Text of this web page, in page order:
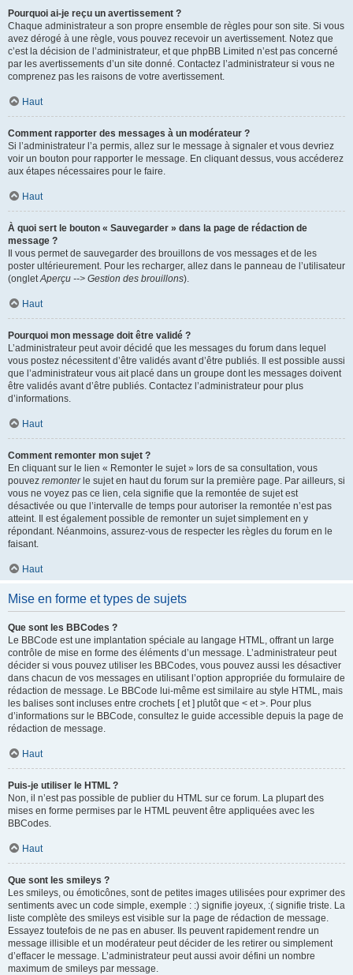
Pourquoi ai-je reçu un avertissement ?
Chaque administrateur a son propre ensemble de règles pour son site. Si vous
avez dérogé à une règle, vous pouvez recevoir un avertissement. Notez que
c’est la décision de l’administrateur, et que phpBB Limited n’est pas concerné
par les avertissements d’un site donné. Contactez l’administrateur si vous ne
comprenez pas les raisons de votre avertissement.
Haut
Comment rapporter des messages à un modérateur ?
Si l’administrateur l’a permis, allez sur le message à signaler et vous devriez
voir un bouton pour rapporter le message. En cliquant dessus, vous accéderez
aux étapes nécessaires pour le faire.
Haut
À quoi sert le bouton « Sauvegarder » dans la page de rédaction de
message ?
Il vous permet de sauvegarder des brouillons de vos messages et de les
poster ultérieurement. Pour les recharger, allez dans le panneau de l’utilisateur
(onglet Aperçu --> Gestion des brouillons).
Haut
Pourquoi mon message doit être validé ?
L’administrateur peut avoir décidé que les messages du forum dans lequel
vous postez nécessitent d’être validés avant d’être publiés. Il est possible aussi
que l’administrateur vous ait placé dans un groupe dont les messages doivent
être validés avant d’être publiés. Contactez l’administrateur pour plus
d’informations.
Haut
Comment remonter mon sujet ?
En cliquant sur le lien « Remonter le sujet » lors de sa consultation, vous
pouvez remonterle sujet en haut du forum sur la première page. Par ailleurs, si
vous ne voyez pas ce lien, cela signifie que la remontée de sujet est
désactivée ou que l’intervalle de temps pour autoriser la remontée n’est pas
atteint. Il est également possible de remonter un sujet simplement en y
répondant. Néanmoins, assurez-vous de respecter les règles du forum en le
faisant.
Haut
Mise en forme et types de sujets
Que sont les BBCodes ?
Le BBCode est une implantation spéciale au langage HTML, offrant un large
contrôle de mise en forme des éléments d’un message. L’administrateur peut
décider si vous pouvez utiliser les BBCodes, vous pouvez aussi les désactiver
dans chacun de vos messages en utilisant l’option appropriée du formulaire de
rédaction de message. Le BBCode lui-même est similaire au style HTML, mais
les balises sont incluses entre crochets [ et ] plutôt que < et >. Pour plus
d’informations sur le BBCode, consultez le guide accessible depuis la page de
rédaction de message.
Haut
Puis-je utiliser le HTML ?
Non, il n’est pas possible de publier du HTML sur ce forum. La plupart des
mises en forme permises par le HTML peuvent être appliquées avec les
BBCodes.
Haut
Que sont les smileys ?
Les smileys, ou émoticônes, sont de petites images utilisées pour exprimer des
sentiments avec un code simple, exemple : :) signifie joyeux, :( signifie triste. La
liste complète des smileys est visible sur la page de rédaction de message.
Essayez toutefois de ne pas en abuser. Ils peuvent rapidement rendre un
message illisible et un modérateur peut décider de les retirer ou simplement
d’effacer le message. L’administrateur peut aussi avoir défini un nombre
maximum de smileys par message.